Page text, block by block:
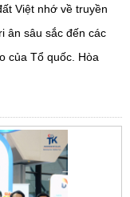
Việt nhớ về truyền
ân sâu sắc đến các
của Tổ quốc. Hòa